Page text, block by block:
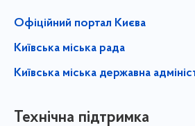
Офіційний портал Києва
Київська міська рада
Київська міська державна
Технічна підтримка